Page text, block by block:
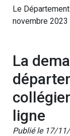
Le
novembre 2023
La
ligne
Publié le 17/